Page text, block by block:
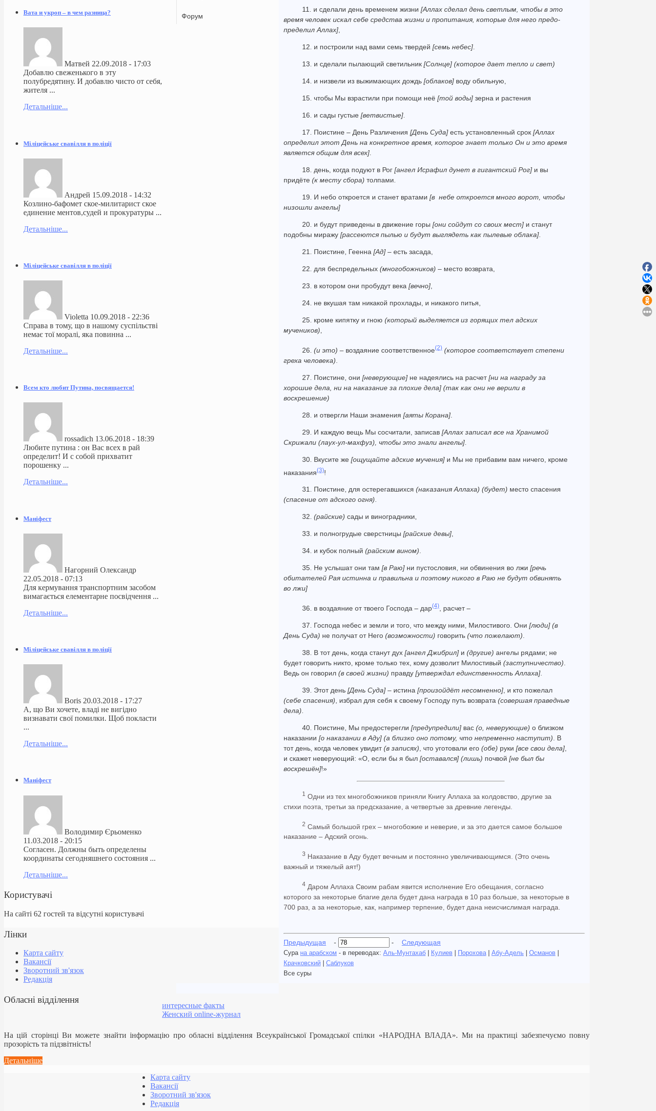
Форум
11. и сделали день временем жизни [Аллах сделал день светлым, чтобы в это
время человек искал себе средства жизни и пропитания, которые для него предо­
пределил Аллах]
12. и построили над вами семь твердей [семь небес].
13. и сделали пылающий светиль­ник [Солнце] (которое дает тепло и свет)
14. и низвели из выжимающих дождь [облаков]воду обильную,
15. чтобы Мы взрастили при помощи неё [той воды]зерна и растения
16. и сады густые [ветвистые].
17. Поистине – День Различе­ния [День Суда]есть установленный срок [Аллах
определил этот День на конкретное время, которое знает только Он и это время
является общим для всех]
18. день, когда подуют в Рог [ангел Исрафил дунет в гигантский Рог]и вы
придёте (к месту сбора) толпами.
19. И небо откроется и станет вратами [в небе откроется много ворот, чтобы
низошли ангелы]
20. и будут приведены в движение горы [они сойдут со своих мест]и станут
подобны миражу [рассеются пылью и будут выглядеть как пылевые облака]
21. Поистине, Геенна [Ад]– есть засада,
22. для беспредельных (многобожников) – место возврата,
23. в котором они пробудут века [вечно],
24. не вкушая там никакой прохлады, и никакого питья,
25. кроме кипятку и гною (который выделяется из горящих тел адских
мучеников)
26. (и это) – воздаяние соответственное(2) (которое соответствует степени
греха человека)
27. Поистине, они [неверующие]не надеялись на расчет[ни на награду за
хорошие дела, ни на наказание за плохие дела] (так как они не верили в
воскрешение)
28. и отвергли Наши знамения [аяты Корана].
29. И каждую вещь Мы сосчитали, записав [Аллах записал все на Хранимой
Скрижали (лаух-ул-махфуз) , чтобы это знали ангелы]
30. Вкусите же [ощущайте адские мучения]и Мы не прибавим вам ничего, кроме
наказания(3)!
31. Поистине, для остерегавшихся (наказания Аллаха) (будет) место спасения
(спасение от адского огня).
32. (райские) сады и виноградники,
33. и полногрудые сверстницы [райские девы],
34. и кубок полный (райским вином).
35. Не услышат они там [в Раю]ни пустословия, ни обвинения во лжи [речь
обитателей Рая истинна и правильна и поэтому никого в Раю не будут обвинять
во лжи]
36. в воздаяние от твоего Господа – дар(4), расчет –
37. Господа небес и земли и того, что между ними, Милостивого. Они [люди] (в
День Суда) не получат от Него (возможности) говорить (что пожелают)
38. В тот день, когда станут дух [ангел Джибрил]и (другие) ангелы рядами; не
будет говорить никто, кроме только тех, кому дозволит Милостивый (заступничество)
Ведь он говорил (в своей жизни) правду [утверждал единственность Аллаха]
39. Этот день [День Суда]– истина [произойдёт несомненно], и кто пожелал
(себе спасения) , избрал для себя к своему Господу путь возврата (совершая праведные
дела)
40. Поистине, Мы предостерегли [предупредили]вас (о, неверующие) о близком
наказании [о наказании в Аду] (а близко оно потому, что непременно наступит) . В
тот день, когда человек увидит(в записях) , что уготовали его (обе) руки [все свои дела]
и скажет неверующий: «О, если бы я был [оставался] (лишь) почвой [не был бы
воскрешён]!»
1 Одни из тех многобожников приняли Книгу Аллаха за колдовство, другие за
стихи по­эта, третьи за предсказание, а четвертые за древние легенды.
2 Самый большой грех – многобожие и неверие, и за это дается самое большое
наказание – Адский огонь.
3 Наказание в Аду будет вечным и постоянно увеличивающимся. (Это очень
важный и тяжелый аят!)
4Даром Аллаха Своим рабам явится исполнение Его обещания, согласно
которого за некоторые благие дела будет дана награда в 10 раз больше, за некоторые в
700 раз, а за некоторые, как, например терпение, будет дана неисчислимая награда.
Предыдущая - - Следующая
Сура на арабском - в переводах: Аль-Мунтахаб | Кулиев | Порохова | Абу-Адель | Османов |
Крачковский | Саблуков
Все суры
интересные факты
Женский online-журнал
Вата и укроп – в чем разница?
Матвей 22.09.2018 - 17:03
Добавлю свеженького в эту
полубредятину. И добавлю чисто от себя,
жителя ...
Детальніше...
Міліцейське свавілля в поліції
Андрей 15.09.2018 - 14:32
Козлино-бафомет ское-милитарист ское
единение ментов,судей и прокуратуры ...
Детальніше...
Міліцейське свавілля в поліції
Violetta 10.09.2018 - 22:36
Справа в тому, що в нашому суспільстві
немає тої моралі, яка повинна ...
Детальніше...
Всем кто любит Путина, посвящается!
rossadich 13.06.2018 - 18:39
Любите путина : он Вас всех в рай
определит! И с собой прихватит
порошенку ...
Детальніше...
Маніфест
Нагорний Олександр
22.05.2018 - 07:13
Для кермування транспортним засобом
вимагається елементарне посвідчення ...
Детальніше...
Міліцейське свавілля в поліції
Boris 20.03.2018 - 17:27
А, що Ви хочете, владі не вигідно
визнавати свої помилки. Щоб покласти
...
Детальніше...
Маніфест
Володимир Єрьоменко
11.03.2018 - 20:15
Согласен. Должны быть определены
координаты сегодняшнего состояния ...
Детальніше...
Користувачі
На сайті 62 гостей та відсутні користувачі
Лінки
Карта сайту
Вакансії
Зворотний зв'язок
Редакція
Обласні відділення
На цій сторінці Ви можете знайти інформацію про обласні відділення Всеукраїнської Громадської спілки «НАРОДНА ВЛАДА». Ми на практиці забезпечуємо повну
прозорість та підзвітність!
Детальніше
Карта сайту
Вакансії
Зворотний зв'язок
Редакція